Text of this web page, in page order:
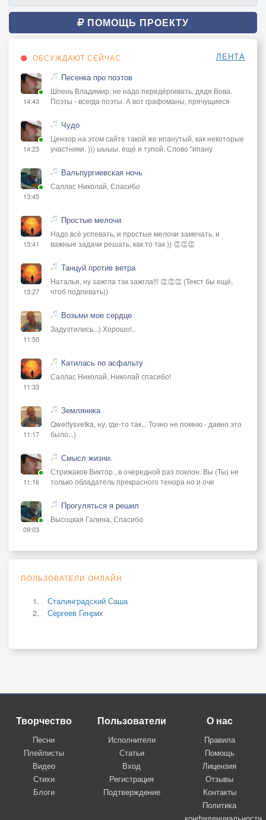
ПОМОЩЬ ПРОЕКТУ
ОБСУЖДАЮТ СЕЙЧАС ЛЕНТА
14:43
Песенка про поэтов
Шпень Владимир, не надо передёргивать, дядя Вова.
Поэты - всегда поэты. А вот графоманы, прячущиеся
14:23
Чудо
Цензор на этом сайте такой же ипанутый, как некоторые
участники. ))) ыыыы. ещё и тупой. Слово "ипану
13:45
Вальпургиевская ночь
Саллас Николай, Спасибо
13:41
Простые мелочи
Надо всё успевать, и простые мелочи замечать, и
важные задачи решать, как то так )) 👏👏👏
13:27
Танцуй против ветра
Наталья, ну зажгла так зажгла!!! 👏👏👏 (Текст бы ещё,
чтоб подпевать))
11:50
Возьми мое сердце
Задуэтились...) Хорошо!..
11:33
Катилась по асфальту
Саллас Николай, Николай спасибо!
11:17
Земляника
Qwertysvetka, ну, где-то так... Точно не помню - давно это
было...)
11:16
Смысл жизни.
Стрижаков Виктор , в очередной раз поклон. Вы (Ты) не
только обладатель прекрасного тенора но и оче
09:03
Прогуляться я решил
Высоцкая Галина, Спасибо
ПОЛЬЗОВАТЕЛИ ОНЛАЙН
Сталинградский Саша
Сергеев Генрих
Творчество
Песни
Плейлисты
Видео
Стихи
Блоги
Пользователи
Исполнители
Статьи
Вход
Регистрация
Подтверждение
О нас
Правила
Помощь
Лицензия
Отзывы
Контакты
Политика